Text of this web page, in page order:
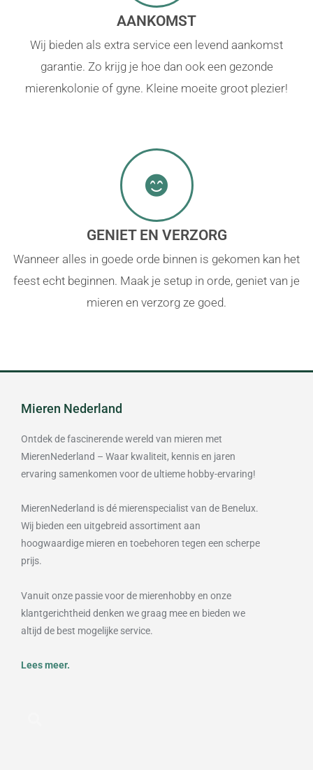
AANKOMST
Wij bieden als extra service een levend aankomst
garantie. Zo krijg je hoe dan ook een gezonde
mierenkolonie of gyne. Kleine moeite groot plezier!
GENIET EN VERZORG
Wanneer alles in goede orde binnen is gekomen kan het
feest echt beginnen. Maak je setup in orde, geniet van je
mieren en verzorg ze goed.
Mieren Nederland
Ontdek de fascinerende wereld van mieren met
MierenNederland – Waar kwaliteit, kennis en jaren
ervaring samenkomen voor de ultieme hobby-ervaring!
MierenNederland is dé mierenspecialist van de Benelux.
Wij bieden een uitgebreid assortiment aan
hoogwaardige mieren en toebehoren tegen een scherpe
prijs.
Vanuit onze passie voor de mierenhobby en onze
klantgerichtheid denken we graag mee en bieden we
altijd de best mogelijke service.
Lees meer.